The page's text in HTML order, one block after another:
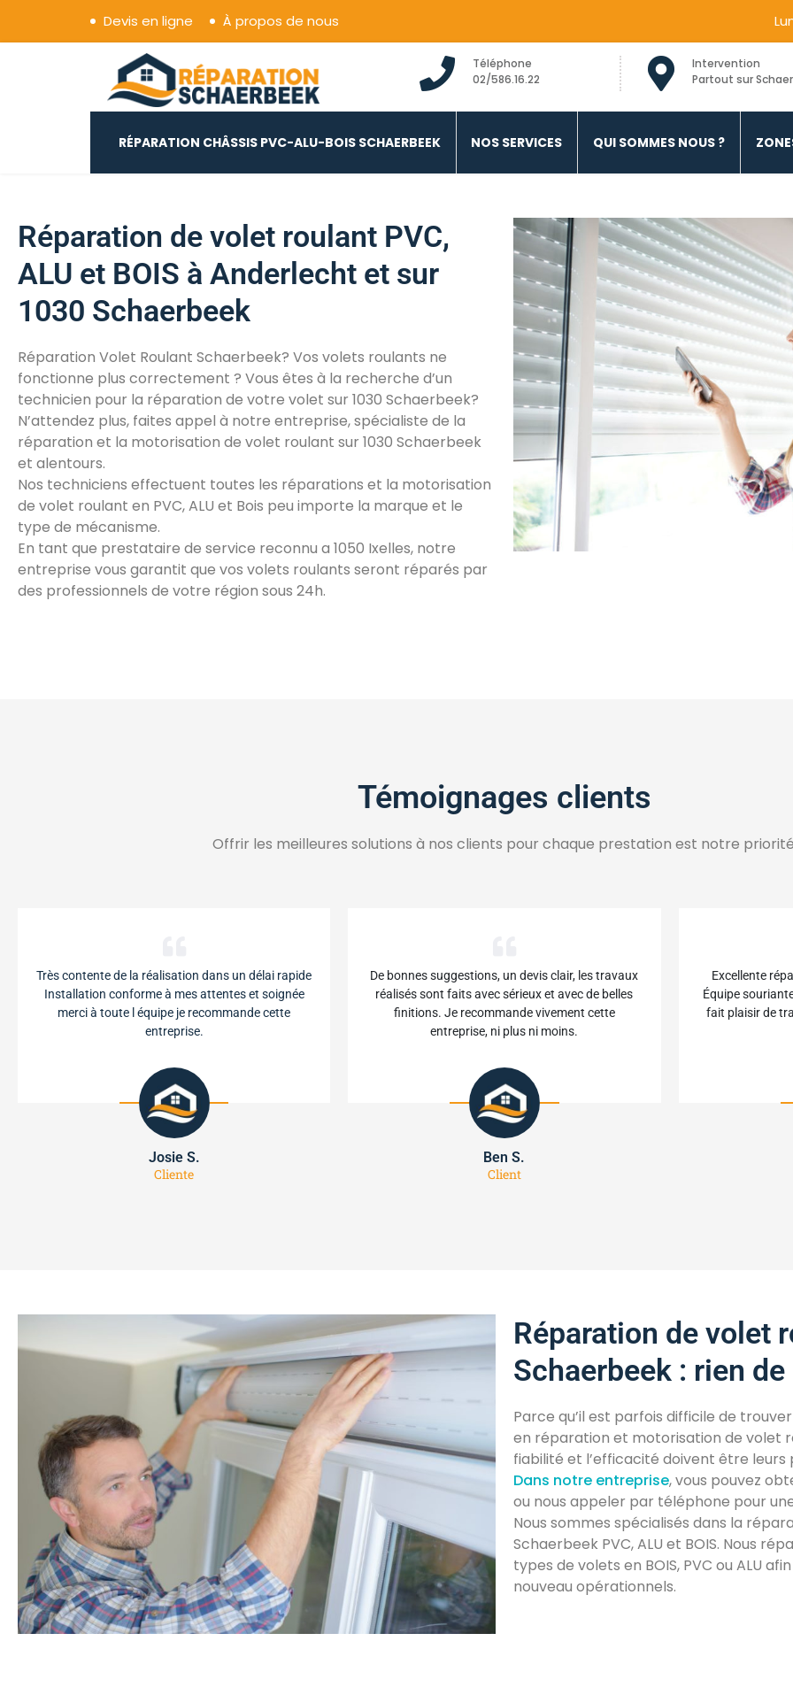
Devis en ligne À propos de nous
Réparation Châssis Pvc Alu Bois Schaerbeek
Téléphone
02/586.16.22
Intervention
Partout sur
RÉPARATION CHÂSSIS PVC-ALU-BOIS SCHAERBEEK NOS SERVICES QUI SOMMES NOUS ?
Réparation de volet roulant PVC,
ALU et BOIS à Anderlecht et sur
1030 Schaerbeek
Réparation Volet Roulant Schaerbeek? Vos volets roulants ne
fonctionne plus correctement ? Vous êtes à la recherche d’un
technicien pour la réparation de votre volet sur 1030 Schaerbeek?
N’attendez plus, faites appel à notre entreprise, spécialiste de la
réparation et la motorisation de volet roulant sur 1030 Schaerbeek
et alentours.
Nos techniciens effectuent toutes les réparations et la motorisation
de volet roulant en PVC, ALU et Bois peu importe la marque et le
type de mécanisme.
En tant que prestataire de service reconnu a 1050 Ixelles, notre
entreprise vous garantit que vos volets roulants seront réparés par
des professionnels de votre région sous 24h.
Témoignages clients
Offrir les meilleures solutions à nos clients pour chaque prestation est notre
Très contente de la réalisation dans un délai rapide
Installation conforme à mes attentes et soignée
merci à toute l équipe je recommande cette
entreprise.
Josie S.
Cliente
De bonnes suggestions, un devis clair, les travaux
réalisés sont faits avec sérieux et avec de belles
finitions. Je recommande vivement cette
entreprise, ni plus ni moins.
Ben S.
Client
Excellente
Équipe
fait plaisir de
Réparation de volet
Schaerbeek : rien
Parce qu’il est parfois difficile de
en réparation et motorisation de volet
fiabilité et l’efficacité doivent être leurs
Dans notre entreprise, vous pouvez
ou nous appeler par téléphone pour
Nous sommes spécialisés dans la
Schaerbeek PVC, ALU et BOIS. Nous
types de volets en BOIS, PVC ou ALU
nouveau opérationnels.